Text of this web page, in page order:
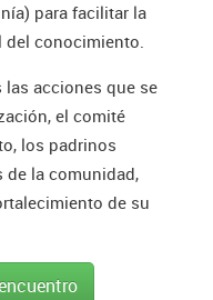
para facilitar la
del conocimiento.
acciones que se
el comité
los padrinos
la comunidad,
de su